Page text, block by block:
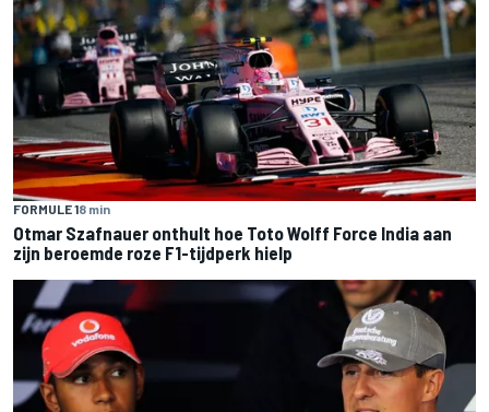
FORMULE 18 min
Otmar Szafnauer onthult hoe Toto Wolff Force India aan
zijn beroemde roze F1-tijdperk hielp